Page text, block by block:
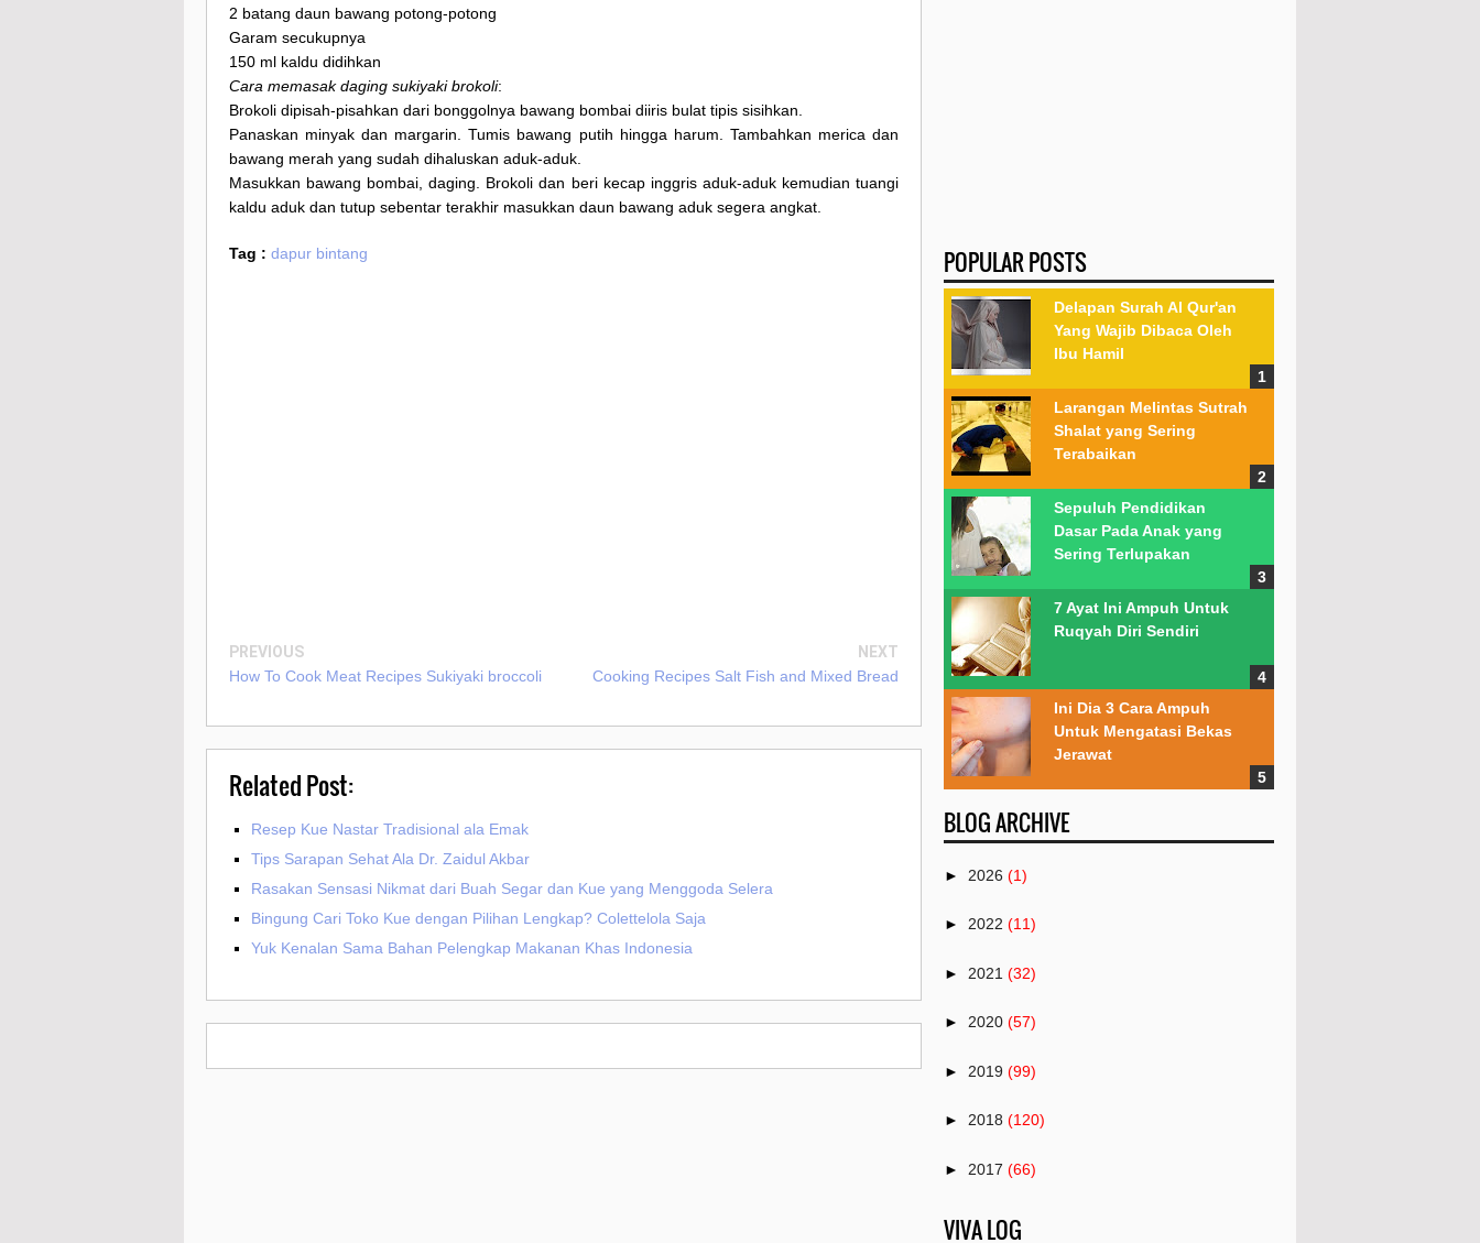
2 batang daun bawang potong-potong
Garam secukupnya
150 ml kaldu didihkan
Cara memasak daging sukiyaki brokoli:
Brokoli dipisah-pisahkan dari bonggolnya bawang bombai diiris bulat tipis sisihkan.
Panaskan minyak dan margarin. Tumis bawang putih hingga harum. Tambahkan merica dan
bawang merah yang sudah dihaluskan aduk-aduk.
Masukkan bawang bombai, daging. Brokoli dan beri kecap inggris aduk-aduk kemudian tuangi
kaldu aduk dan tutup sebentar terakhir masukkan daun bawang aduk segera angkat.
Tag : dapur bintang
PREVIOUS
How To Cook Meat Recipes Sukiyaki broccoli
NEXT
Cooking Recipes Salt Fish and Mixed Bread
Related Post:
Resep Kue Nastar Tradisional ala Emak
Tips Sarapan Sehat Ala Dr. Zaidul Akbar
Rasakan Sensasi Nikmat dari Buah Segar dan Kue yang Menggoda Selera
Bingung Cari Toko Kue dengan Pilihan Lengkap? Colettelola Saja
Yuk Kenalan Sama Bahan Pelengkap Makanan Khas Indonesia
POPULAR POSTS
Delapan Surah Al Qur'an
Yang Wajib Dibaca Oleh
Ibu Hamil
Larangan Melintas Sutrah
Shalat yang Sering
Terabaikan
Sepuluh Pendidikan
Dasar Pada Anak yang
Sering Terlupakan
7 Ayat Ini Ampuh Untuk
Ruqyah Diri Sendiri
Ini Dia 3 Cara Ampuh
Untuk Mengatasi Bekas
Jerawat
BLOG ARCHIVE
► 2026 (1)
► 2022 (11)
► 2021 (32)
► 2020 (57)
► 2019 (99)
► 2018 (120)
► 2017 (66)
►2016 (82)
VIVA LOG